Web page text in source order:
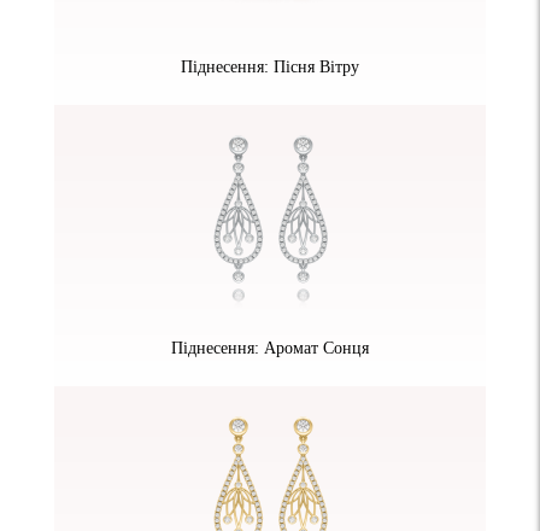
Піднесення: Пісня Вітру
Піднесення: Аромат Сонця